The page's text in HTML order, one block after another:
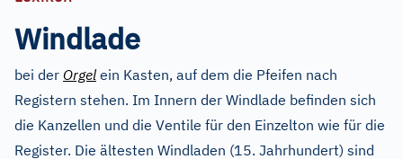
Windlade
bei der Orgel ein Kasten, auf dem die Pfeifen nach
Registern stehen. Im Innern der Windlade befinden sich
die Kanzellen und die Ventile für den Einzelton wie für die
Register. Die ältesten Windladen (15. Jahrhundert) sind